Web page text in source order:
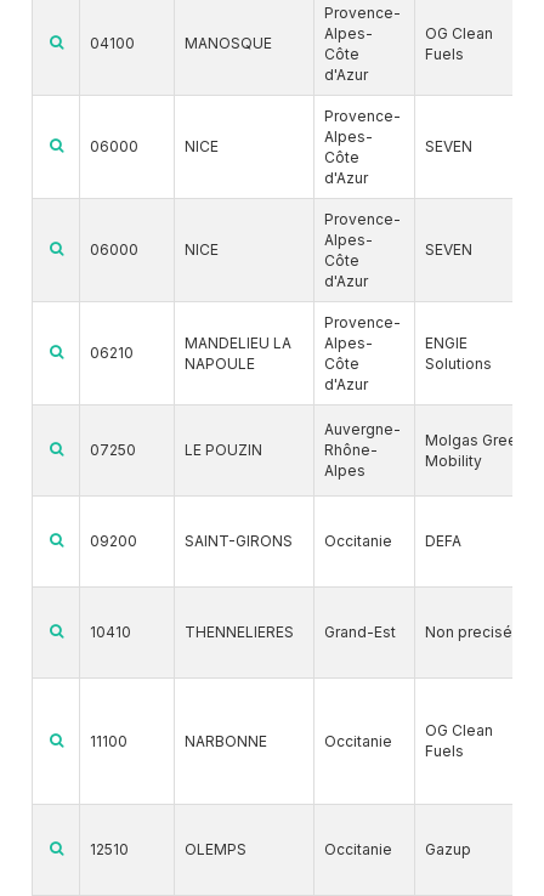
04100 MANOSQUE
Provence-
Alpes-
Côte
d'Azur
OG Clean
Fuels
06000 NICE
Provence-
Alpes-
Côte
d'Azur
SEVEN
06000 NICE
Provence-
Alpes-
Côte
d'Azur
SEVEN
06210
MANDELIEU LA
NAPOULE
Provence-
Alpes-
Côte
d'Azur
ENGIE
Solutions
07250 LE POUZIN
Auvergne-
Rhône-
Alpes
Molgas Green
Mobility
09200 SAINT-GIRONS Occitanie DEFA
10410 THENNELIERES Grand-Est Non precisé
11100 NARBONNE Occitanie
OG Clean
Fuels
12510 OLEMPS Occitanie Gazup